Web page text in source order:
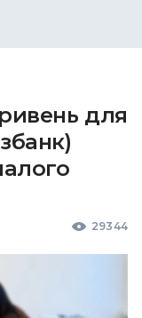
для
29344